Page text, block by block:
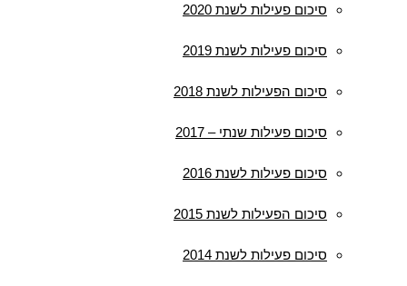
סיכום פעילות לשנת 2020
סיכום פעילות לשנת 2019
סיכום הפעילות לשנת 2018
סיכום פעילות שנתי – 2017
סיכום פעילות לשנת 2016
סיכום הפעילות לשנת 2015
סיכום פעילות לשנת 2014